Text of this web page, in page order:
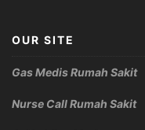
OUR SITE
Gas Medis Rumah Sakit
Nurse Call Rumah Sakit